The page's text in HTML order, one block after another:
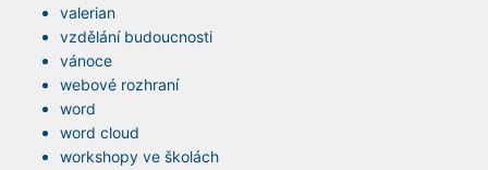
valerian
vzdělání budoucnosti
vánoce
webové rozhraní
word
word cloud
workshopy ve školách